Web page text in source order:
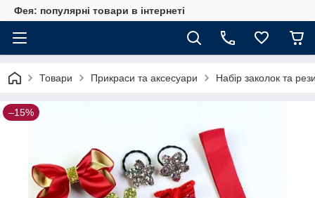
Фея: популярні товари в інтернеті
Товари Прикраси та аксесуари Набір заколок та
–15%